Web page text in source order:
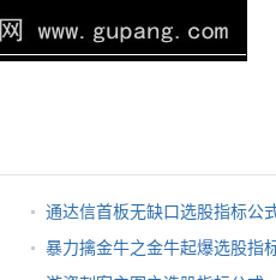
通达信首板无缺口选股指标公
暴力擒金牛之金牛起爆选股指